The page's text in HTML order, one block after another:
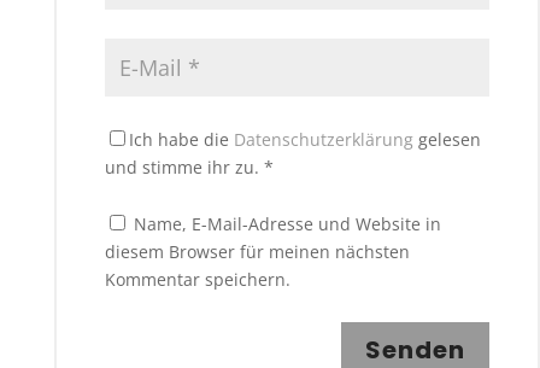
Ich habe die Datenschutzerklärunggelesen
und stimme ihr zu. *
Name, E-Mail-Adresse und Website in
diesem Browser für meinen nächsten
Kommentar speichern.
Senden